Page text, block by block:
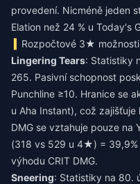
provedení. Nicméně jeden
Elation než 24 % u Today's
Rozpočtové 3★ možnosti
Lingering Tears: Statistiky
265. Pasivní schopnost
Punchline ≥10. Hranice se
u Aha Instant), což
DMG se vztahuje pouze na
(318 vs 529 u 4★) =
výhodu CRIT DMG.
Sneering: Statistiky na 80.